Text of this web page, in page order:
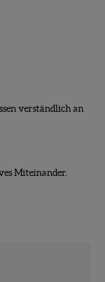
verständlich an
Miteinander.